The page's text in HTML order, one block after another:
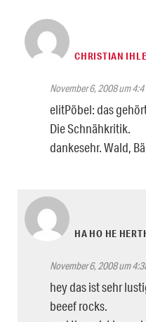
CHRISTIAN IHLE
November 6, 2008 um
elitPöbel: das
Die Schnähkritik.
dankesehr. Wald,
HA HO HE
November 6, 2008 um
hey das ist sehr
beeef rocks.